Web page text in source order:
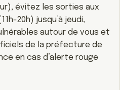
évitez les sorties aux
20h) jusqu’à jeudi,
autour de vous et
de la préfecture de
en cas d’alerte rouge